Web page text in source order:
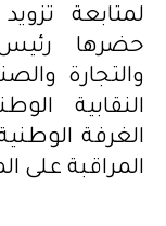
لمتابعة
حضرها رئيس
والتجارة
النقابية
الغرفة
المراقبة على